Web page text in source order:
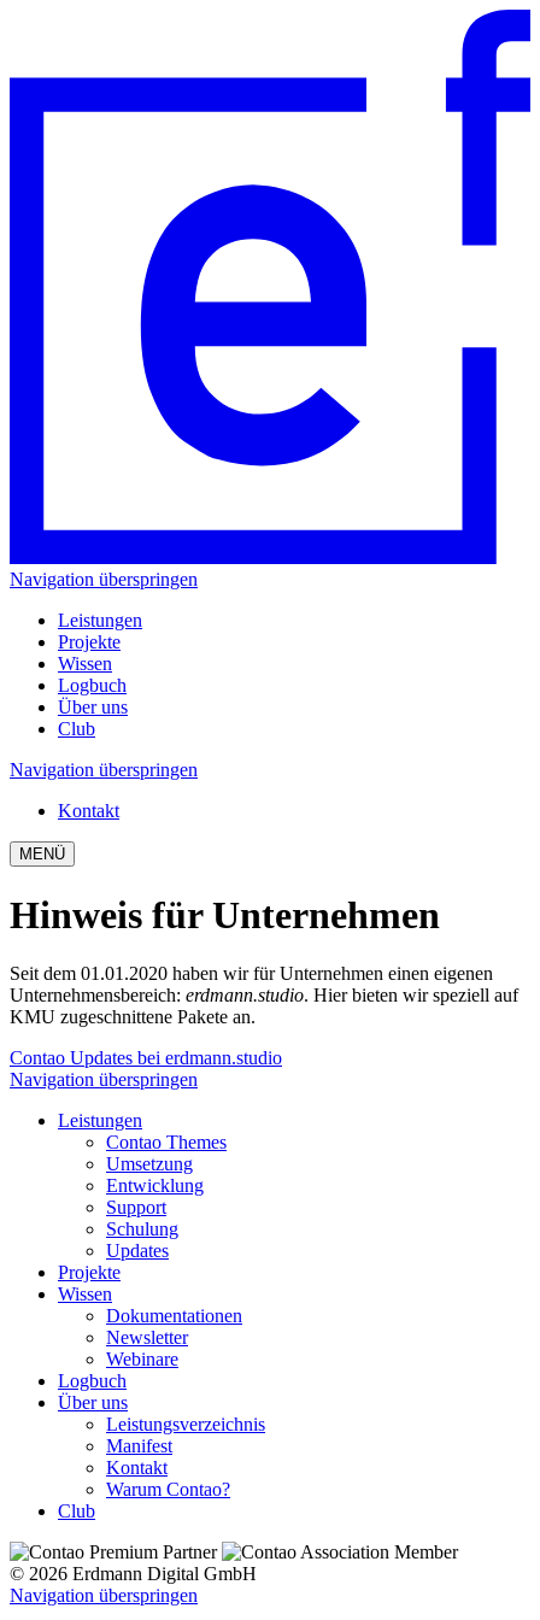
Navigation überspringen
Leistungen
Projekte
Wissen
Logbuch
Über uns
Club
Navigation überspringen
Kontakt
MENÜ
Hinweis für Unternehmen
Seit dem 01.01.2020 haben wir für Unternehmen einen eigenen
Unternehmensbereich: erdmann.studio. Hier bieten wir speziell auf
KMU zugeschnittene Pakete an.
Contao Updates bei erdmann.studio
Navigation überspringen
Leistungen
Contao Themes
Umsetzung
Entwicklung
Support
Schulung
Updates
Projekte
Wissen
Dokumentationen
Newsletter
Webinare
Logbuch
Über uns
Leistungsverzeichnis
Manifest
Kontakt
Warum Contao?
Club
© 2026 Erdmann Digital GmbH
Navigation überspringen